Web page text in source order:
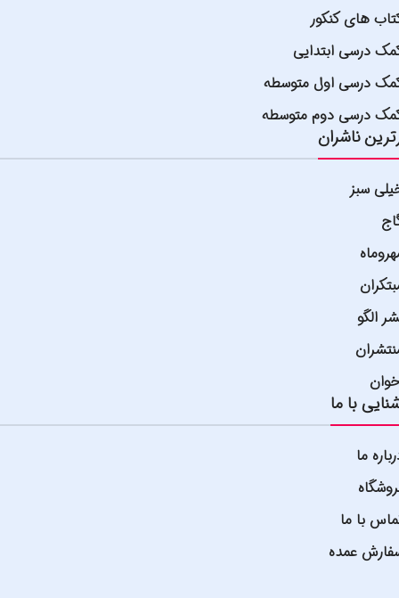
های کنکور
درسی ابتدایی
درسی اول متوسطه
درسی دوم متوسطه
ناشران
سبز
الگو
با ما
ما
با ما
عمده